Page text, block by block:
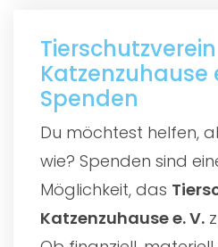
Tierschutzverein
Katzenzuhause
Spenden
Du möchtest helfen,
wie? Spenden sind
Möglichkeit, das
Katzenzuhause e. V.